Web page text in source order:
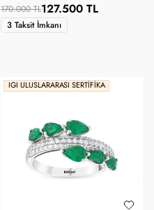
170.000 TL127.500 TL
3 Taksit İmkanı
IGI ULUSLARARASI SERTIFIKA